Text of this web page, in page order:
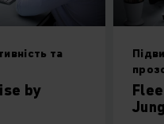
та
by